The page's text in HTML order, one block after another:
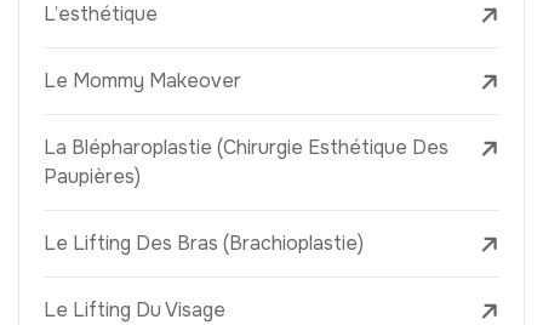
L’esthétique
Le Mommy Makeover
La Blépharoplastie (Chirurgie Esthétique Des
Paupières)
Le Lifting Des Bras (Brachioplastie)
Le Lifting Du Visage